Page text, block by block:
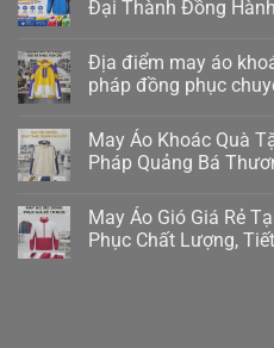
Đại Thành Đồng
Địa điểm may áo
pháp đồng phục
May Áo Khoác Quà
Pháp Quảng Bá
May Áo Gió Giá Rẻ
Phục Chất Lượng,